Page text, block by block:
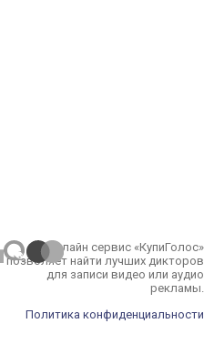
Онлайн сервис «КупиГолос»
позволяет найти лучших дикторов
для записи видео или аудио
рекламы.
Политика конфиденциальности